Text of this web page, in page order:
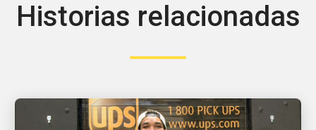
Historias relacionadas